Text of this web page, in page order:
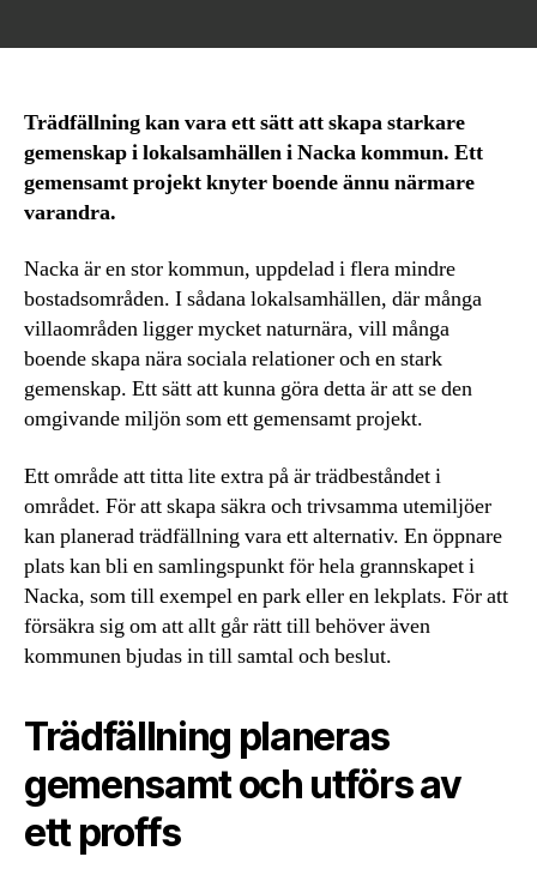
Trädfällning kan vara ett sätt att skapa starkare
gemenskap i lokalsamhällen i Nacka kommun. Ett
gemensamt projekt knyter boende ännu närmare
varandra.
Nacka är en stor kommun, uppdelad i flera mindre
bostadsområden. I sådana lokalsamhällen, där många
villaområden ligger mycket naturnära, vill många
boende skapa nära sociala relationer och en stark
gemenskap. Ett sätt att kunna göra detta är att se den
omgivande miljön som ett gemensamt projekt.
Ett område att titta lite extra på är trädbeståndet i
området. För att skapa säkra och trivsamma utemiljöer
kan planerad trädfällning vara ett alternativ. En öppnare
plats kan bli en samlingspunkt för hela grannskapet i
Nacka, som till exempel en park eller en lekplats. För att
försäkra sig om att allt går rätt till behöver även
kommunen bjudas in till samtal och beslut.
Trädfällning planeras
gemensamt och utförs av
ett proffs